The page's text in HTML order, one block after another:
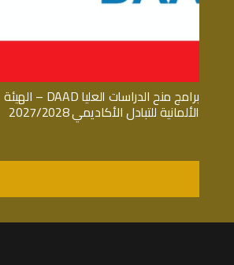
برامج منح الدراسات العليا DAAD – الهيئة
الألمانية للتبادل الأكاديمي 2027/2028